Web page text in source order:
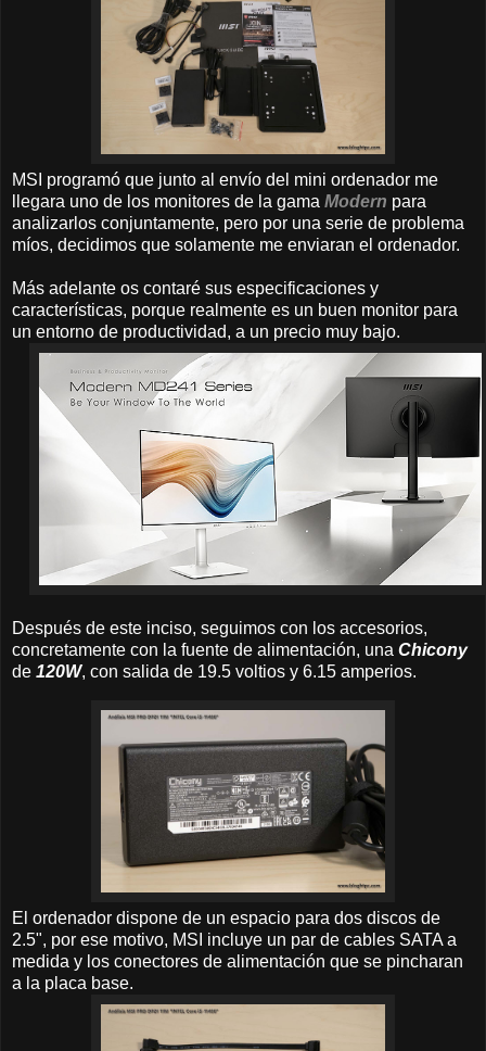
MSI programó que junto al envío del mini ordenador me
llegara uno de los monitores de la gama Modern para
analizarlos conjuntamente, pero por una serie de problema
míos, decidimos que solamente me enviaran el ordenador.
Más adelante os contaré sus especificaciones y
características, porque realmente es un buen monitor para
un entorno de productividad, a un precio muy bajo.
Después de este inciso, seguimos con los accesorios,
concretamente con la fuente de alimentación, una Chicony
de 120W, con salida de 19.5 voltios y 6.15 amperios.
El ordenador dispone de un espacio para dos discos de
2.5", por ese motivo, MSI incluye un par de cables SATA a
medida y los conectores de alimentación que se pincharan
a la placa base.